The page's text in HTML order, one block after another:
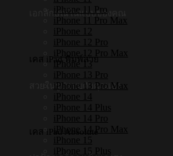
เอกลักษณ์ในแบบของคุณ
เคส iPad พิมพ์ลาย
สวยในรูปแบบตัวคุณเอง
เคส iPad Absolute
iPhone 11 Pro
iPhone 11 Pro Max
iPhone 12
iPhone 12 Pro
iPhone 12 Pro Max
iPhone 13
iPhone 13 Pro
iPhone 13 Pro Max
iPhone 14
iPhone 14 Plus
iPhone 14 Pro
iPhone 14 Pro Max
iPhone 15
iPhone 15 Plus